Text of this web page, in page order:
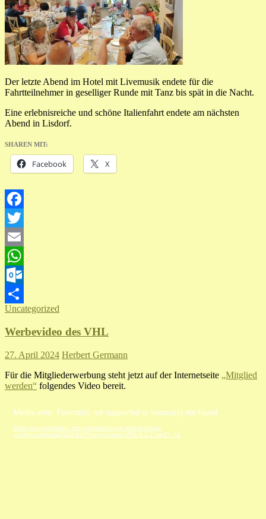
Der letzte Abend im Hotel mit Livemusik endete für die
Fahrtteilnehmer in geselliger Runde mit Tanz bis spät in die Nacht.
Eine erlebnisreiche und schöne Italienfahrt endete am nächsten
Abend in Lisdorf.
SHAREN MIT:
Facebook X
Facebook
Twitter
Email
WhatsApp
Outlook.com
Teilen
Uncategorized
Werbevideo des VHL
27. April 2024 Herbert Germann
Für die Mitgliederwerbung steht jetzt auf der Internetseite „Mitglied
werden“ folgendes Video bereit.
Player
Media error: Format(s) not supported or source(s) not found
Datei herunterladen: http://heimatkunde.lisdorf.de/wp-
content/uploads/2024/04/Praesentation-VHL-3-1-2.mp4?_=1